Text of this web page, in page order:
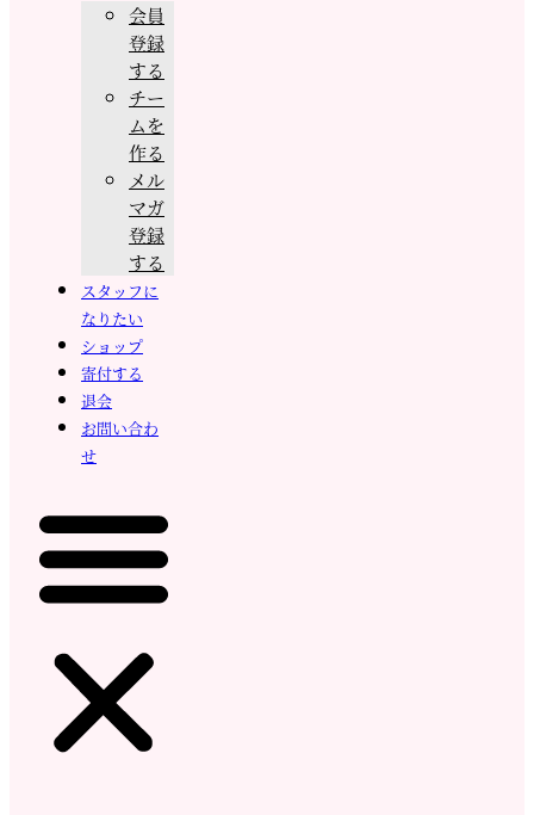
会員
登録
する
チー
ムを
作る
メル
マガ
登録
する
スタッフに
なりたい
ショップ
寄付する
退会
お問い合わ
せ